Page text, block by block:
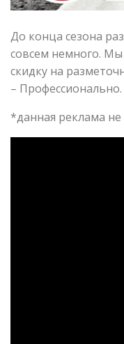
До конца сезона
совсем немного.
скидку на
–
*данная реклама не